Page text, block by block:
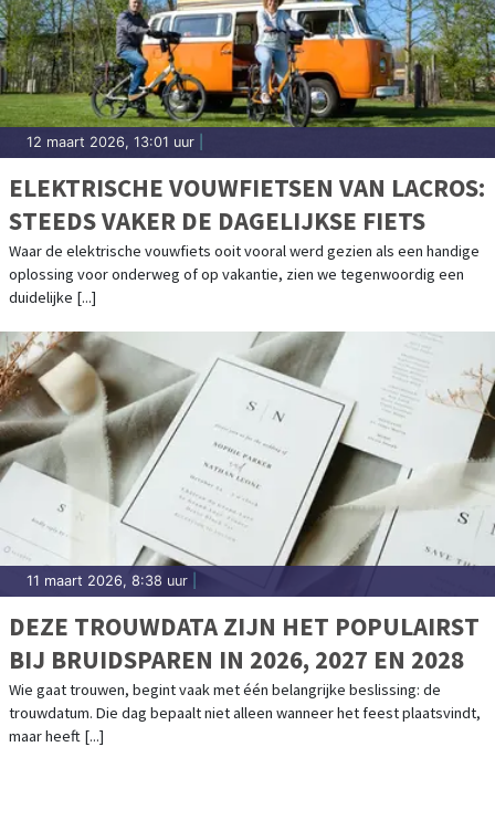
12 maart 2026, 13:01 uur
ELEKTRISCHE VOUWFIETSEN VAN LACROS:
STEEDS VAKER DE DAGELIJKSE FIETS
Waar de elektrische vouwfiets ooit vooral werd gezien als een handige
oplossing voor onderweg of op vakantie, zien we tegenwoordig een
duidelijke [...]
11 maart 2026, 8:38 uur
DEZE TROUWDATA ZIJN HET POPULAIRST
BIJ BRUIDSPAREN IN 2026, 2027 EN 2028
Wie gaat trouwen, begint vaak met één belangrijke beslissing: de
trouwdatum. Die dag bepaalt niet alleen wanneer het feest plaatsvindt,
maar heeft [...]